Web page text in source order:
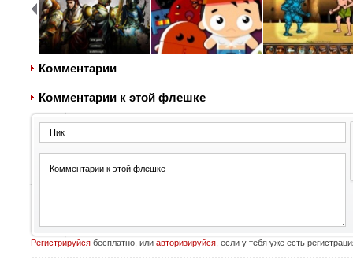
Комментарии
Комментарии к этой флешке
Регистрируйсябесплатно, или авторизируйся, если у тебя уже есть